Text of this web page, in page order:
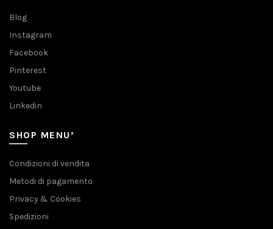
Blog
Instagram
Facebook
Pinterest
Youtube
Linkedin
SHOP MENU’
Condizioni di vendita
Metodi di pagamento
Privacy & Cookies
Spedizioni